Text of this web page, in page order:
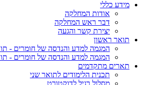
מידע כללי
אודות המחלקה
דבר ראש המחלקה
יצירת קשר והגעה
תואר ראשון
המגמה למדע והנדסה של חומרים -
המגמה למדע והנדסה של חומרים -
תארים מתקדמים
תכנית הלימודים לתואר שני
מסלול רגיל לדוקטורט